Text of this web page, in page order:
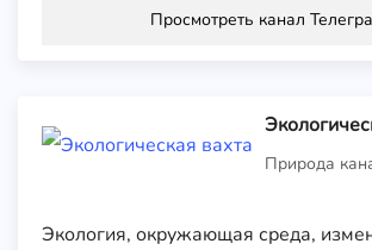
Просмотреть канал
Природа
Экология, окружающая среда,